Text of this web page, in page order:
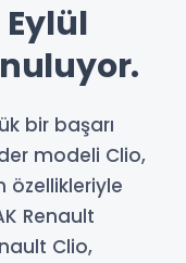
bir başarı
modeli Clio,
özellikleriyle
Renault
Clio,